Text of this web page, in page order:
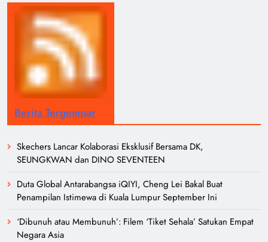
Berita Tergempar
Skechers Lancar Kolaborasi Eksklusif Bersama DK,
SEUNGKWAN dan DINO SEVENTEEN
Duta Global Antarabangsa iQIYI, Cheng Lei Bakal Buat
Penampilan Istimewa di Kuala Lumpur September Ini
‘Dibunuh atau Membunuh’: Filem ‘Tiket Sehala’ Satukan Empat
Negara Asia